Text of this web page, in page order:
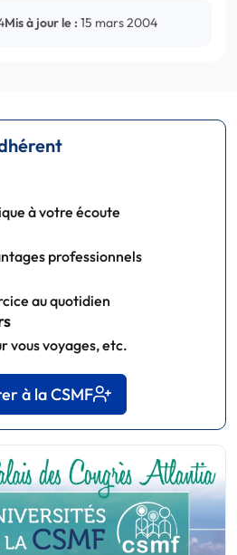
Mis à jour le : 15 mars 2004
à votre écoute
professionnels
au quotidien
vous voyages, etc.
à la CSMF